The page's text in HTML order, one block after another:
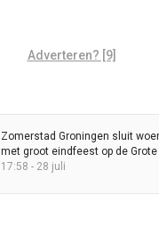
Adverteren? [9]
Zomerstad Groningen sluit
met groot eindfeest op de
17:58 - 28 juli